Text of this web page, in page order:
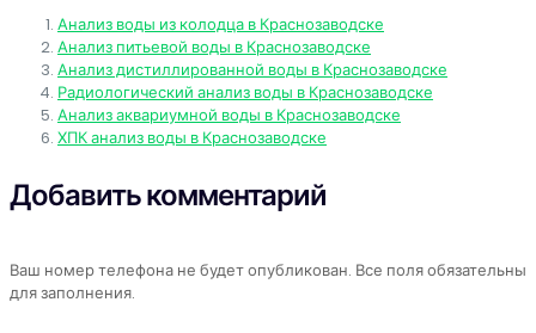
Анализ воды из колодца в Краснозаводске
Анализ питьевой воды в Краснозаводске
Анализ дистиллированной воды в Краснозаводске
Радиологический анализ воды в Краснозаводске
Анализ аквариумной воды в Краснозаводске
ХПК анализ воды в Краснозаводске
Добавить комментарий
Ваш номер телефона не будет опубликован. Все поля обязательны
для заполнения.